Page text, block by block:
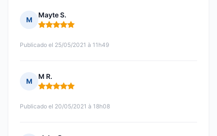
M
Mayte S.
Nota: 5 de 5
Publicado el 25/05/2021 à 11h49
M
M R.
Nota: 5 de 5
Publicado el 20/05/2021 à 18h08